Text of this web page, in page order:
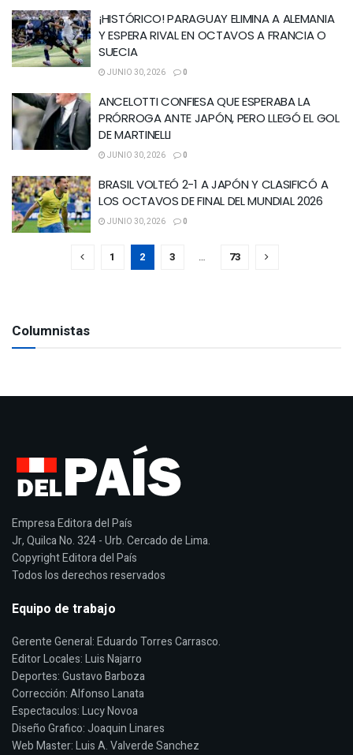
¡HISTÓRICO! PARAGUAY ELIMINA A ALEMANIA
Y ESPERA RIVAL EN OCTAVOS A FRANCIA O
SUECIA
JUNIO 30, 2026 0
ANCELOTTI CONFIESA QUE ESPERABA LA
PRÓRROGA ANTE JAPÓN, PERO LLEGÓ EL GOL
DE MARTINELLI
JUNIO 30, 2026 0
BRASIL VOLTEÓ 2-1 A JAPÓN Y CLASIFICÓ A
LOS OCTAVOS DE FINAL DEL MUNDIAL 2026
JUNIO 30, 2026 0
1 2 3 … 73
Columnistas
Empresa Editora del País
Jr, Quilca No. 324 - Urb. Cercado de Lima.
Copyright Editora del País
Todos los derechos reservados
Equipo de trabajo
Gerente General: Eduardo Torres Carrasco.
Editor Locales: Luis Najarro
Deportes: Gustavo Barboza
Corrección: Alfonso Lanata
Espectaculos: Lucy Novoa
Diseño Grafico: Joaquin Linares
Web Master: Luis A. Valverde Sanchez